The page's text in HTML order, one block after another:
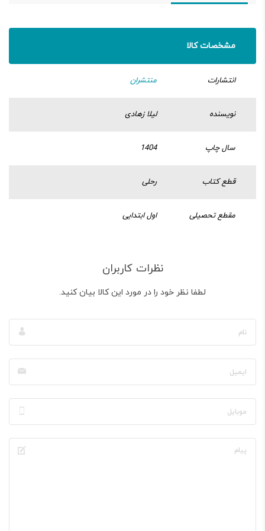
مشخصات کالا
انتشارات منتشران
نویسنده لیلا زهادی
سال چاپ 1404
قطع کتاب رحلی
مقطع تحصیلی اول ابتدایی
نظرات کاربران
لطفا نظر خود را در مورد این کالا بیان کنید.